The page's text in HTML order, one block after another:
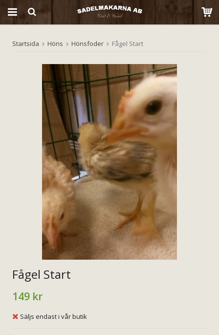
Produkten har blivit tillagd i varukorgen
Startsida Höns Hönsfoder Fågel Start
Fågel Start
149 kr
Säljs endast i vår butik